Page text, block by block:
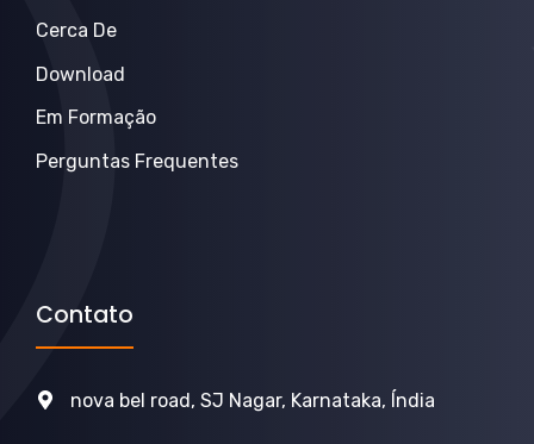
Cerca De
Download
Em Formação
Perguntas Frequentes
Contato
nova bel road, SJ Nagar, Karnataka, Índia